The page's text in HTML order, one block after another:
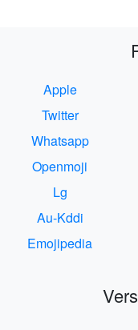
Apple
Twitter
Whatsapp
Openmoji
Lg
Au-Kddi
Emojipedia